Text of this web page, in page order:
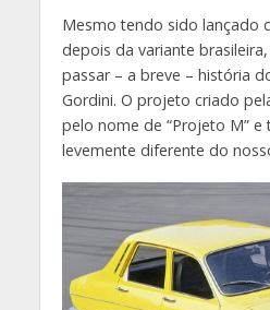
Mesmo tendo sido lançado
depois da variante
passar – a breve – história
Gordini. O projeto criado
pelo nome de “Projeto M” e
levemente diferente do